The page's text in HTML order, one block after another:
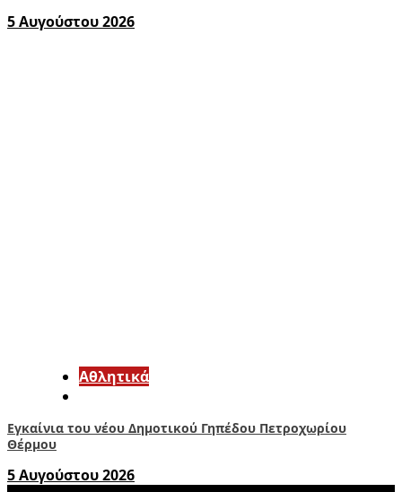
5 Αυγούστου 2026
Αθλητικά
Εγκαίνια του νέου Δημοτικού Γηπέδου Πετροχωρίου
Θέρμου
5 Αυγούστου 2026